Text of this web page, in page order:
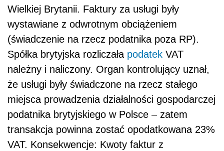
Wielkiej Brytanii. Faktury za usługi były
wystawiane z odwrotnym obciążeniem
(świadczenie na rzecz podatnika poza RP).
Spółka brytyjska rozliczała podatek VAT
należny i naliczony. Organ kontrolujący uznał,
że usługi były świadczone na rzecz stałego
miejsca prowadzenia działalności gospodarczej
podatnika brytyjskiego w Polsce – zatem
transakcja powinna zostać opodatkowana 23%
VAT. Konsekwencje: Kwoty faktur z